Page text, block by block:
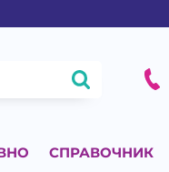
СПРАВОЧНИК